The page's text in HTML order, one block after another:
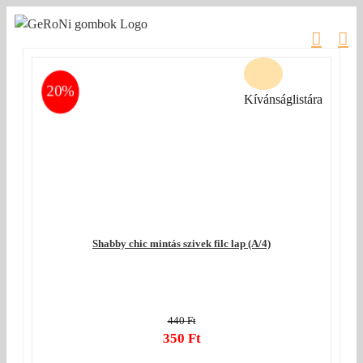
Kihagyás
20%
Shabby chic mintás szivek filc lap (A/4)
440Ft
Original
350 Ft
Kívánságlistára